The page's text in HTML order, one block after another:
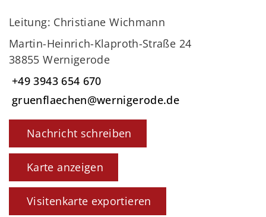
Leitung: Christiane Wichmann
Martin-Heinrich-Klaproth-Straße 24
38855 Wernigerode
+49 3943 654 670
gruenflaechen@wernigerode.de
Nachricht schreiben
Karte anzeigen
Visitenkarte exportieren